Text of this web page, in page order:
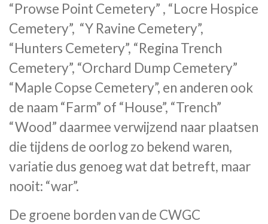
“Prowse Point Cemetery” , “Locre Hospice
Cemetery”, “Y Ravine Cemetery”,
“Hunters Cemetery”, “Regina Trench
Cemetery”, “Orchard Dump Cemetery”
“Maple Copse Cemetery”, en anderen ook
de naam “Farm” of “House”, “Trench”
“Wood” daarmee verwijzend naar plaatsen
die tijdens de oorlog zo bekend waren,
variatie dus genoeg wat dat betreft, maar
nooit: “war”.
De groene borden van de CWGC